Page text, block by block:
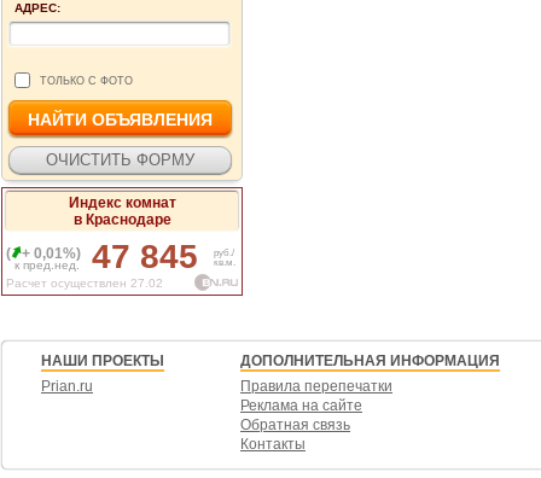
АДРЕС:
ТОЛЬКО С ФОТО
Индекс комнат
в Краснодаре
(
+ 0,01%)
к пред.нед. 47 845
руб./
кв.м.
Расчет осуществлен 27.02
НАШИ ПРОЕКТЫ
Prian.ru
ДОПОЛНИТЕЛЬНАЯ ИНФОРМАЦИЯ
Правила перепечатки
Реклама на сайте
Обратная связь
Контакты